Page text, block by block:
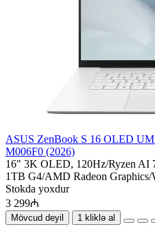
ASUS ZenBook S 16 OLED
M006F0 (2026)
16" 3K OLED, 120Hz/Ryzen
1TB G4/AMD Radeon Graphics/
Stokda yoxdur
3 299₼
Mövcud deyil 1 kliklə al